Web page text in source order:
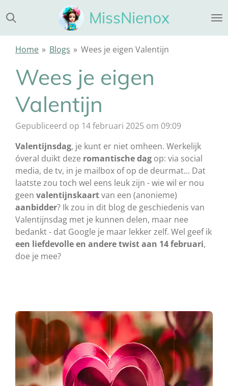
direct
naar
MissNienox
Home » Blogs » Wees je eigen Valentijn
Wees je eigen
Valentijn
Gepubliceerd op 14 februari 2025 om 09:09
Valentijnsdag, je kunt er niet omheen. Werkelijk
óveral duikt deze romantische dag op: via social
media, de tv, in je mailbox of op de deurmat... Dat
laatste zou toch wel eens leuk zijn - wie wil er nou
geen valentijnskaartvan een (anonieme)
aanbidder? Ik zou in dit blog de geschiedenis van
Valentijnsdag met je kunnen delen, maar nee
bedankt - dat Google je maar lekker zelf. Wel geef ik
een liefdevolle en andere twist aan 14 februari,
doe je mee?